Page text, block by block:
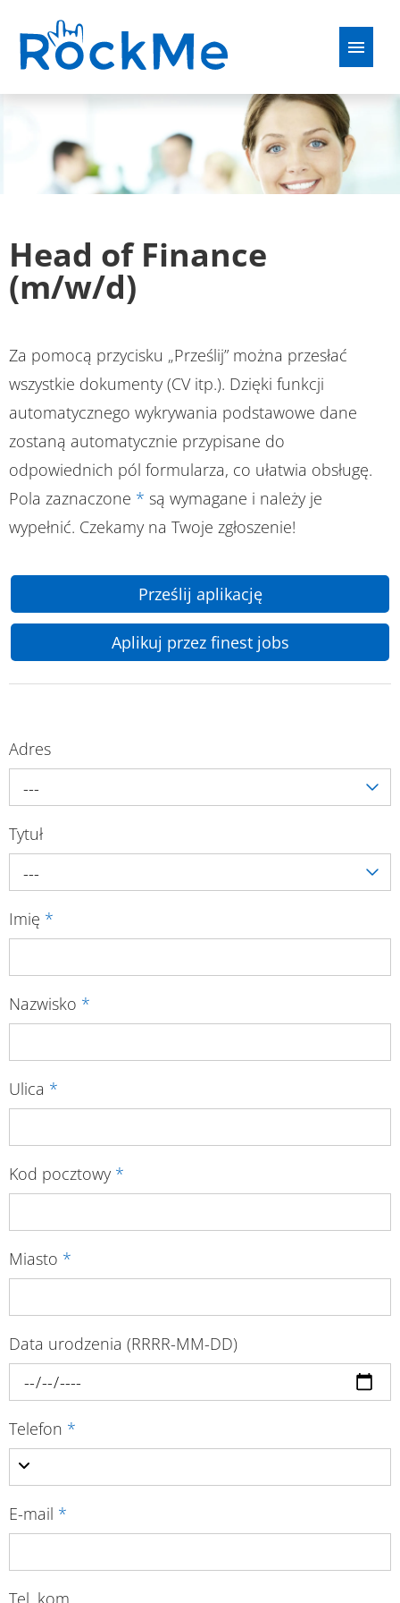
Polskie
Oferty pracy
Head of Finance
(m/w/d)
Za pomocą przycisku „Prześlij” można przesłać
wszystkie dokumenty (CV itp.). Dzięki funkcji
automatycznego wykrywania podstawowe dane
zostaną automatycznie przypisane do
odpowiednich pól formularza, co ułatwia obsługę.
Pola zaznaczone * są wymagane i należy je
wypełnić. Czekamy na Twoje zgłoszenie!
Prześlij aplikację
Aplikuj przez finest jobs
Adres
---
Tytuł
---
Imię *
Nazwisko *
Ulica *
Kod pocztowy *
Miasto *
Data urodzenia (RRRR-MM-DD)
Telefon *
E-mail *
Tel. kom.